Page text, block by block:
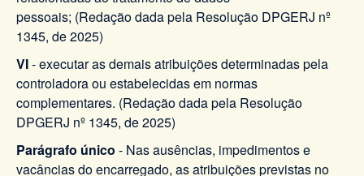
pessoais; (Redação dada pela Resolução DPGERJ nº
1345, de 2025)
VI- executar as demais atribuições determinadas pela
controladora ou estabelecidas em normas
complementares. (Redação dada pela Resolução
DPGERJ nº 1345, de 2025)
Parágrafo único - Nas ausências, impedimentos e
vacâncias do encarregado, as atribuições previstas no